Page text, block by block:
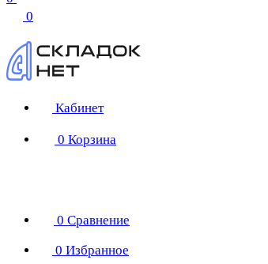
0
Кабинет
0 Корзина
0 Сравнение
0 Избранное